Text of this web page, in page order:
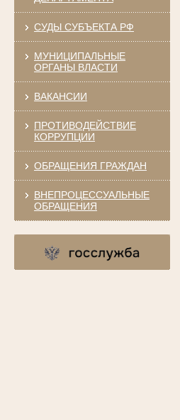
СУДЫ СУБЪЕКТА РФ
МУНИЦИПАЛЬНЫЕ
ОРГАНЫ ВЛАСТИ
ВАКАНСИИ
ПРОТИВОДЕЙСТВИЕ
КОРРУПЦИИ
ОБРАЩЕНИЯ ГРАЖДАН
ВНЕПРОЦЕССУАЛЬНЫЕ
ОБРАЩЕНИЯ